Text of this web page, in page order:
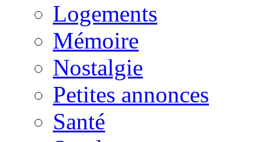
Logements
Mémoire
Nostalgie
Petites annonces
Santé